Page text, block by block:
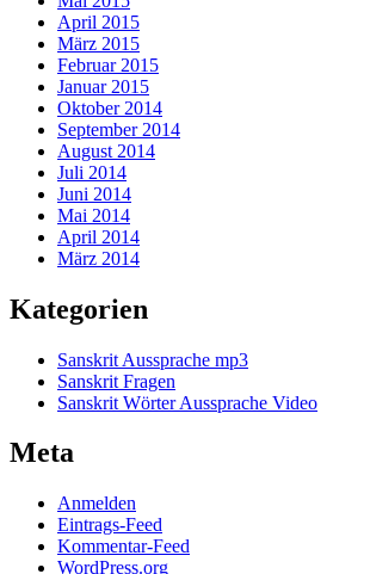
April 2015
März 2015
Februar 2015
Januar 2015
Oktober 2014
September 2014
August 2014
Juli 2014
Juni 2014
Mai 2014
April 2014
März 2014
Kategorien
Sanskrit Aussprache mp3
Sanskrit Fragen
Sanskrit Wörter Aussprache Video
Meta
Anmelden
Eintrags-Feed
Kommentar-Feed
WordPress.org